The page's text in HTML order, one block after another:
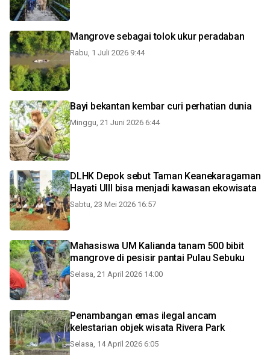
Mangrove sebagai tolok ukur peradaban
Rabu, 1 Juli 2026 9:44
Bayi bekantan kembar curi perhatian dunia
Minggu, 21 Juni 2026 6:44
DLHK Depok sebut Taman Keanekaragaman
Hayati UIII bisa menjadi kawasan ekowisata
Sabtu, 23 Mei 2026 16:57
Mahasiswa UM Kalianda tanam 500 bibit
mangrove di pesisir pantai Pulau Sebuku
Selasa, 21 April 2026 14:00
Penambangan emas ilegal ancam
kelestarian objek wisata Rivera Park
Selasa, 14 April 2026 6:05